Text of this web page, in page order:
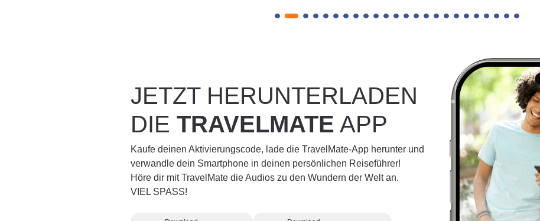
JETZT HERUNTERLADEN
DIETRAVELMATE APP
Kaufe deinen Aktivierungscode, lade die TravelMate-App herunter und
verwandle dein Smartphone in deinen persönlichen Reiseführer!
Höre dir mit TravelMate die Audios zu den Wundern der Welt an.
VIEL SPASS!